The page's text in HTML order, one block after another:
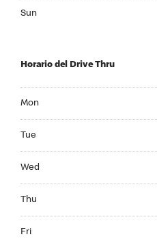
Sun
Horario del Drive Thru
Mon
Tue
Wed
Thu
Fri